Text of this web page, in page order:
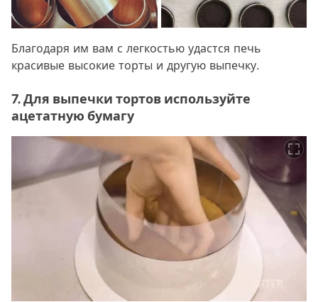
Благодаря им вам с легкостью удастся печь
красивые высокие торты и другую выпечку.
7. Для выпечки тортов используйте
ацетатную бумагу